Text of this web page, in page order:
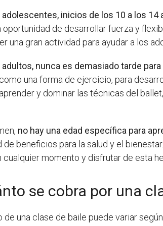
adolescentes, inicios de los 10 a los
oportunidad de desarrollar fuerza y
una gran actividad para ayudar a los
adultos, nunca es demasiado tarde
una forma de ejercicio, para
y dominar las técnicas del
no hay una edad específica para
de beneficios para la salud y el
cualquier momento y disfrutar de esta
se cobra por una
de una clase de baile puede variar